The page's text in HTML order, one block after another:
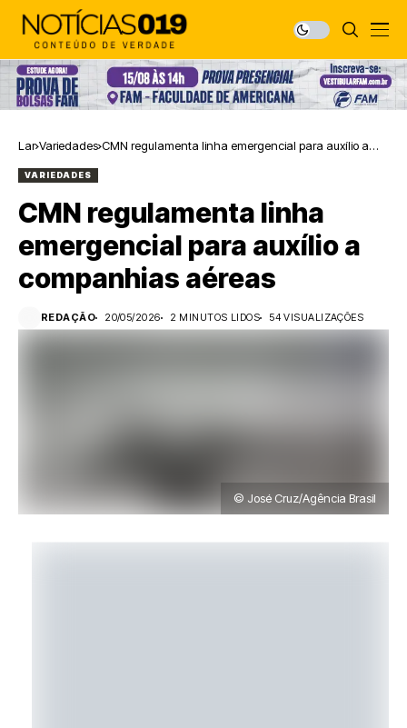
Lar Variedades CMN regulamenta linha emergencial para auxílio a
VARIEDADES
CMN regulamenta linha
emergencial para auxílio a
companhias aéreas
REDAÇÃO 20/05/2026 2 MINUTOS LIDOS 54 VISUALIZAÇÕES
© José Cruz/Agência Brasil